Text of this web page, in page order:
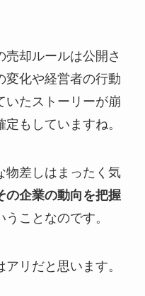
売却ルールは公開さ
変化や経営者の行動
いたストーリーが崩
もしていますね。
物差しはまったく気
の企業の動向を把握
ことなのです。
リだと思います。